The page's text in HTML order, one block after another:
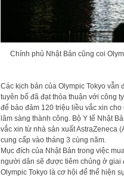
Chính phủ Nhật Bản cũng coi
Các kịch bản của Olympic Tokyo
tuyên bố đã đạt thỏa thuận với công
để bảo đảm 120 triệu liều vắc xin
lâm sàng thành công. Bộ Y tế Nhật
vắc xin từ nhà sản xuất AstraZeneca
cung cấp vào tháng 3 cùng năm.
Mục đích của Nhật Bản trong việc
người dân sẽ được tiêm chủng ở giai
Olympic Tokyo là cơ hội để thể hiện